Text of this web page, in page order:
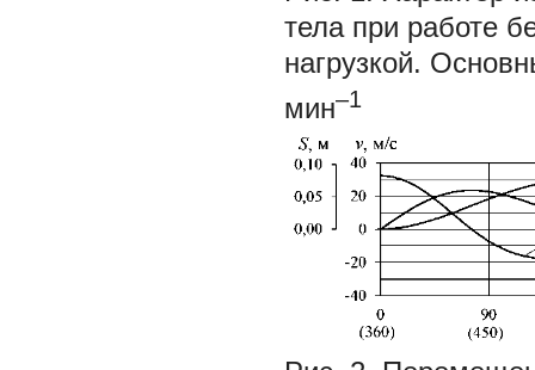
тела при работе
нагрузкой.
мин–1